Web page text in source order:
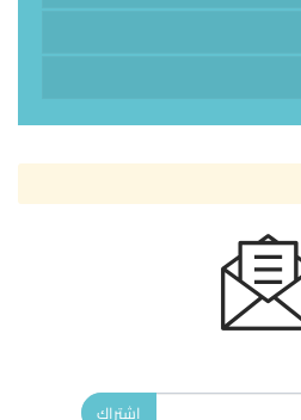
اشتراك